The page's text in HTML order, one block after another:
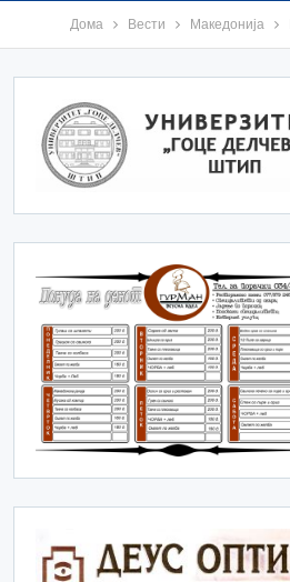
Дома Вести Македонија